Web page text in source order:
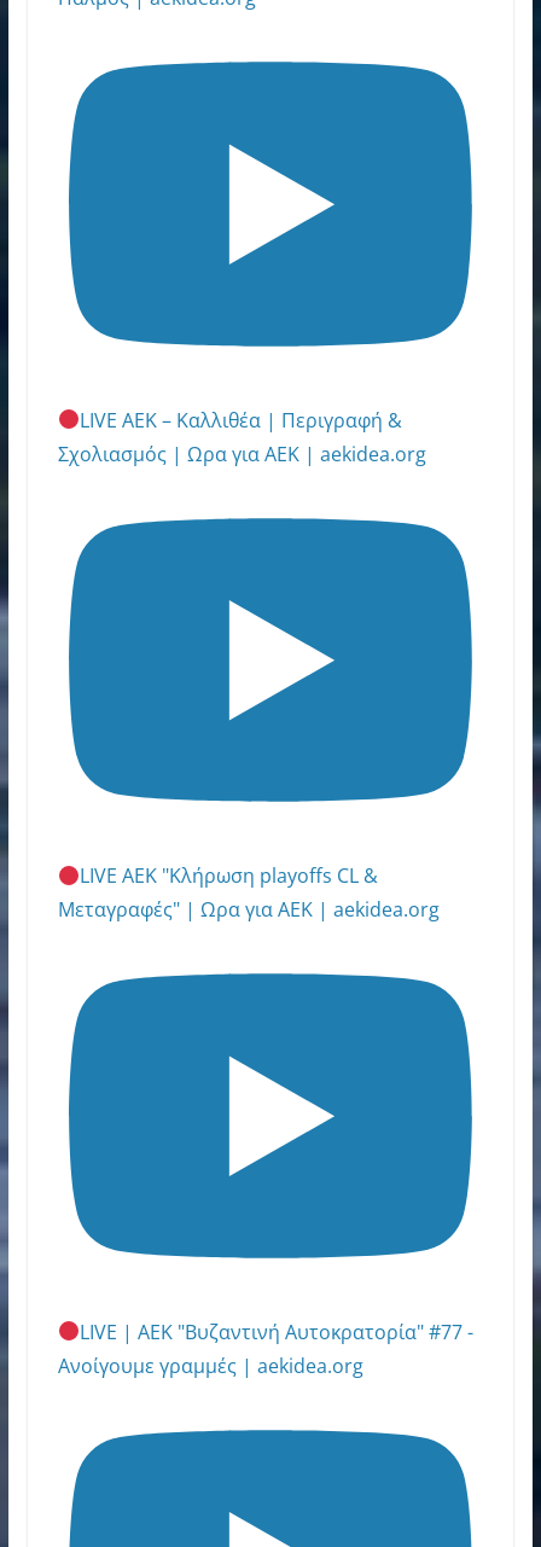
LIVE ΑΕΚ – Καλλιθέα | Περιγραφή &
Σχολιασμός | Ωρα για ΑΕΚ | aekidea.org
LIVE ΑΕΚ "Κλήρωση playoffs CL &
Μεταγραφές" | Ωρα για ΑΕΚ | aekidea.org
LIVE | ΑΕΚ "Βυζαντινή Αυτοκρατορία" #77 -
Ανοίγουμε γραμμές | aekidea.org